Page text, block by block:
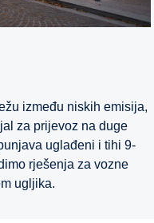
između niskih emisija,
za prijevoz na duge
uglađeni i tihi 9-
rješenja za vozne
ugljika.